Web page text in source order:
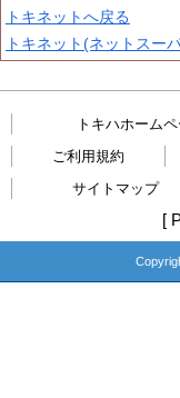
トキネットへ戻る
トキネット(ネットスー
トキハホーム
ご利用規約
サイトマップ
[